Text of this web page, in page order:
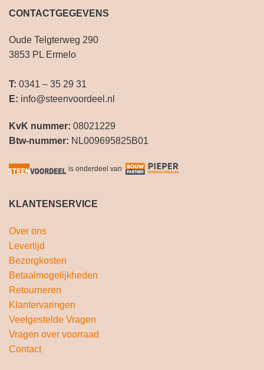
CONTACTGEGEVENS
Oude Telgterweg 290
3853 PL Ermelo
T: 0341 – 35 29 31
E: info@steenvoordeel.nl
KvK nummer: 08021229
Btw-nummer: NL009695825B01
is onderdeel van
KLANTENSERVICE
Over ons
Levertijd
Bezorgkosten
Betaalmogelijkheden
Retourneren
Klantervaringen
Veelgestelde Vragen
Vragen over voorraad
Contact